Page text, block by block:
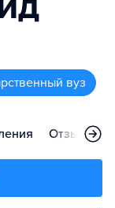
вуз
Отзывы